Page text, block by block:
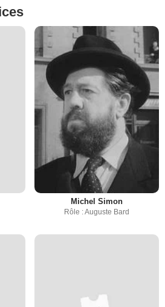
Michel Simon
Rôle : Auguste Bard